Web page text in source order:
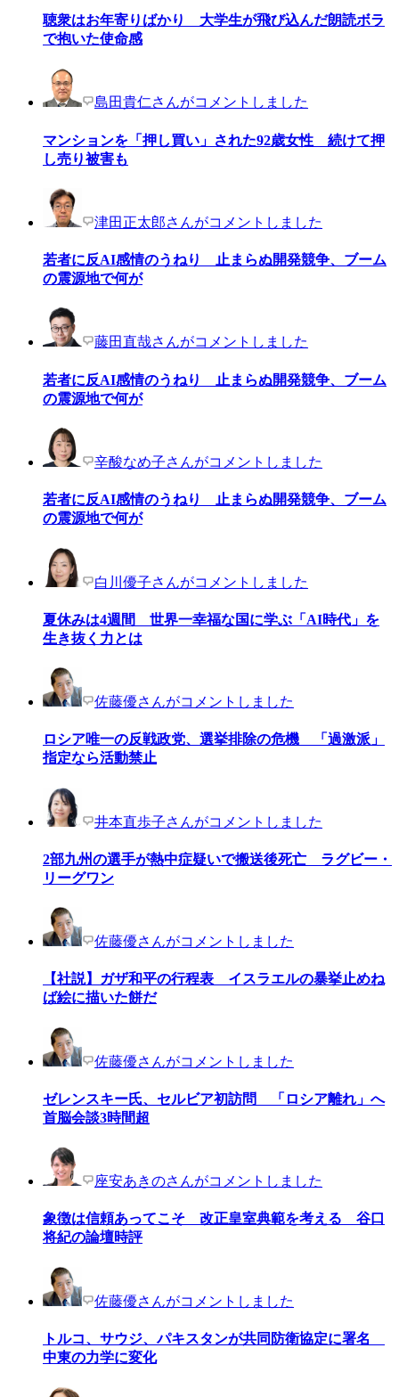
聴衆はお年寄りばかり 大学生が飛び込んだ朗読ボラ
で抱いた使命感
島田貴仁さんがコメントしました
マンションを「押し買い」された92歳女性 続けて押
し売り被害も
津田正太郎さんがコメントしました
若者に反AI感情のうねり 止まらぬ開発競争、ブーム
の震源地で何が
藤田直哉さんがコメントしました
若者に反AI感情のうねり 止まらぬ開発競争、ブーム
の震源地で何が
辛酸なめ子さんがコメントしました
若者に反AI感情のうねり 止まらぬ開発競争、ブーム
の震源地で何が
白川優子さんがコメントしました
夏休みは4週間 世界一幸福な国に学ぶ「AI時代」を
生き抜く力とは
佐藤優さんがコメントしました
ロシア唯一の反戦政党、選挙排除の危機 「過激派」
指定なら活動禁止
井本直歩子さんがコメントしました
2部九州の選手が熱中症疑いで搬送後死亡 ラグビー・
リーグワン
佐藤優さんがコメントしました
【社説】ガザ和平の行程表 イスラエルの暴挙止めね
ば絵に描いた餅だ
佐藤優さんがコメントしました
ゼレンスキー氏、セルビア初訪問 「ロシア離れ」へ
首脳会談3時間超
座安あきのさんがコメントしました
象徴は信頼あってこそ 改正皇室典範を考える 谷口
将紀の論壇時評
佐藤優さんがコメントしました
トルコ、サウジ、パキスタンが共同防衛協定に署名
中東の力学に変化